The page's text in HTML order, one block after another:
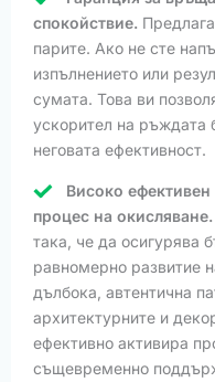
спокойствие.
парите. Ако не сте
изпълнението или
сумата. Това ви
ускорител на ръждата
неговата ефективност.
Високо
процес на окисляване.
така, че да осигурява
равномерно развитие
дълбока, автентична
архитектурните и
ефективно активира
същевременно